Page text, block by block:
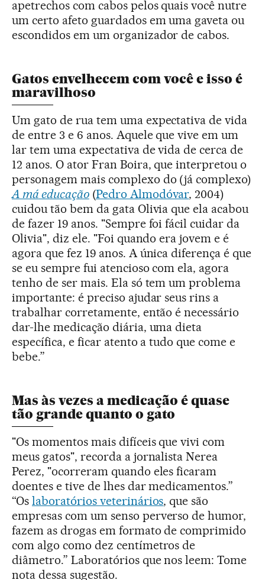
apetrechos com cabos pelos quais você nutre
um certo afeto guardados em uma gaveta ou
escondidos em um organizador de cabos.
Gatos envelhecem com você e isso é
maravilhoso
Um gato de rua tem uma expectativa de vida
de entre 3 e 6 anos. Aquele que vive em um
lar tem uma expectativa de vida de cerca de
12 anos. O ator Fran Boira, que interpretou o
personagem mais complexo do (já complexo)
A má educação(Pedro Almodóvar, 2004)
cuidou tão bem da gata Olivia que ela acabou
de fazer 19 anos. "Sempre foi fácil cuidar da
Olivia", diz ele. "Foi quando era jovem e é
agora que fez 19 anos. A única diferença é que
se eu sempre fui atencioso com ela, agora
tenho de ser mais. Ela só tem um problema
importante: é preciso ajudar seus rins a
trabalhar corretamente, então é necessário
dar-lhe medicação diária, uma dieta
específica, e ficar atento a tudo que come e
bebe.”
Mas às vezes a medicação é quase
tão grande quanto o gato
"Os momentos mais difíceis que vivi com
meus gatos", recorda a jornalista Nerea
Perez, "ocorreram quando eles ficaram
doentes e tive de lhes dar medicamentos.”
“Os laboratórios veterinários, que são
empresas com um senso perverso de humor,
fazem as drogas em formato de comprimido
com algo como dez centímetros de
diâmetro.” Laboratórios que nos leem: Tome
nota dessa sugestão.